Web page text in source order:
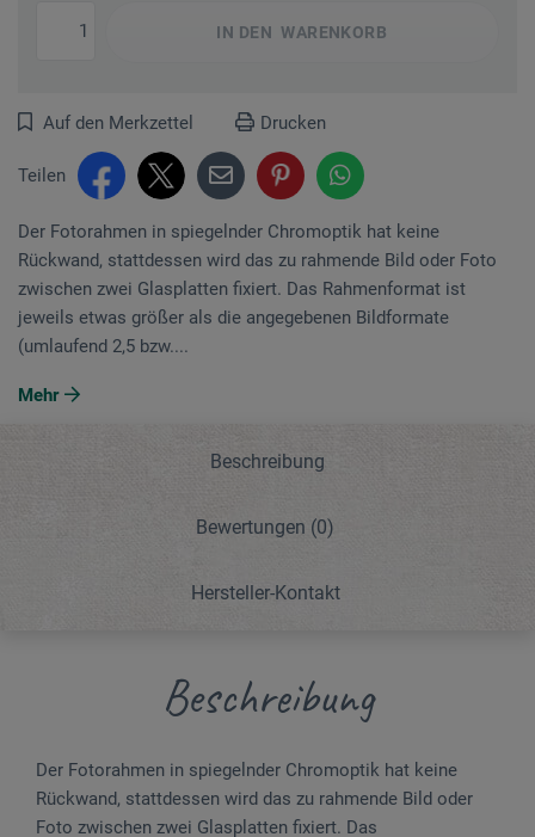
IN DEN WARENKORB
Auf den Merkzettel Drucken
Teilen
Der Fotorahmen in spiegelnder Chromoptik hat keine
Rückwand, stattdessen wird das zu rahmende Bild oder Foto
zwischen zwei Glasplatten fixiert. Das Rahmenformat ist
jeweils etwas größer als die angegebenen Bildformate
(umlaufend 2,5 bzw....
Mehr
Beschreibung
Bewertungen (0)
Hersteller-Kontakt
Beschreibung
Der Fotorahmen in spiegelnder Chromoptik hat keine
Rückwand, stattdessen wird das zu rahmende Bild oder
Foto zwischen zwei Glasplatten fixiert. Das